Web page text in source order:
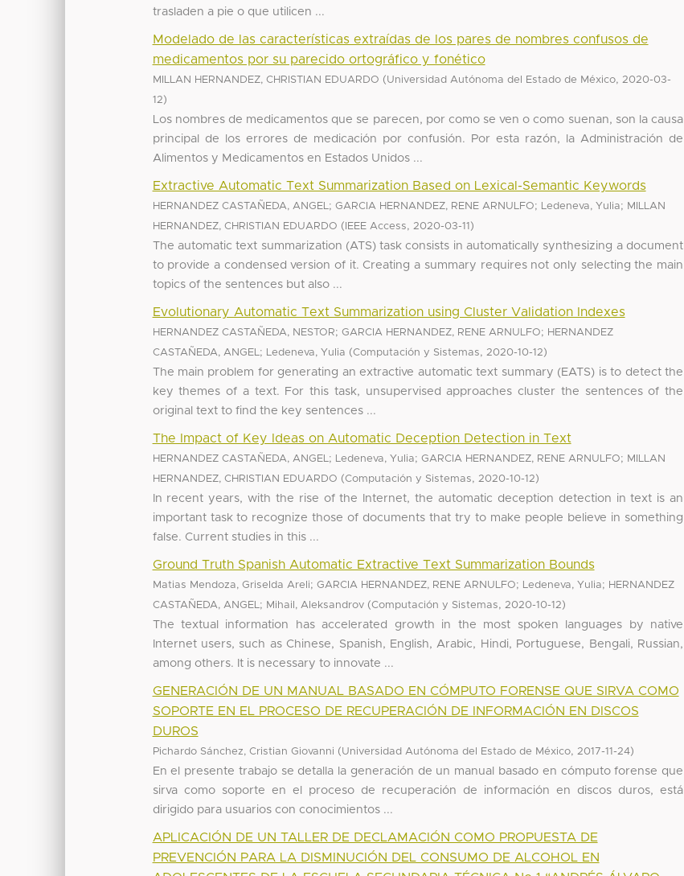
trasladen a pie o que utilicen ...
Modelado de las características extraídas de los pares de nombres confusos de
medicamentos por su parecido ortográfico y fonético
MILLAN HERNANDEZ, CHRISTIAN EDUARDO (Universidad Autónoma del Estado de México, 2020-03-
12)
Los nombres de medicamentos que se parecen, por como se ven o como suenan, son la causa
principal de los errores de medicación por confusión. Por esta razón, la Administración de
Alimentos y Medicamentos en Estados Unidos ...
Extractive Automatic Text Summarization Based on Lexical-Semantic Keywords
HERNANDEZ CASTAÑEDA, ANGEL; GARCIA HERNANDEZ, RENE ARNULFO; Ledeneva, Yulia; MILLAN
HERNANDEZ, CHRISTIAN EDUARDO ( IEEE Access, 2020-03-11 )
The automatic text summarization (ATS) task consists in automatically synthesizing a document
to provide a condensed version of it. Creating a summary requires not only selecting the main
topics of the sentences but also ...
Evolutionary Automatic Text Summarization using Cluster Validation Indexes
HERNANDEZ CASTAÑEDA, NESTOR; GARCIA HERNANDEZ, RENE ARNULFO; HERNANDEZ
CASTAÑEDA, ANGEL; Ledeneva, Yulia (Computación y Sistemas, 2020-10-12)
The main problem for generating an extractive automatic text summary (EATS) is to detect the
key themes of a text. For this task, unsupervised approaches cluster the sentences of the
original text to find the key sentences ...
The Impact of Key Ideas on Automatic Deception Detection in Text
HERNANDEZ CASTAÑEDA, ANGEL; Ledeneva, Yulia; GARCIA HERNANDEZ, RENE ARNULFO; MILLAN
HERNANDEZ, CHRISTIAN EDUARDO (Computación y Sistemas, 2020-10-12)
In recent years, with the rise of the Internet, the automatic deception detection in text is an
important task to recognize those of documents that try to make people believe in something
false. Current studies in this ...
Ground Truth Spanish Automatic Extractive Text Summarization Bounds
Matias Mendoza, Griselda Areli; GARCIA HERNANDEZ, RENE ARNULFO; Ledeneva, Yulia; HERNANDEZ
CASTAÑEDA, ANGEL; Mihail, Aleksandrov (Computación y Sistemas, 2020-10-12)
The textual information has accelerated growth in the most spoken languages by native
Internet users, such as Chinese, Spanish, English, Arabic, Hindi, Portuguese, Bengali, Russian,
among others. It is necessary to innovate ...
GENERACIÓN DE UN MANUAL BASADO EN CÓMPUTO FORENSE QUE SIRVA COMO
SOPORTE EN EL PROCESO DE RECUPERACIÓN DE INFORMACIÓN EN DISCOS
DUROS
Pichardo Sánchez, Cristian Giovanni (Universidad Autónoma del Estado de México, 2017-11-24)
En el presente trabajo se detalla la generación de un manual basado en cómputo forense que
sirva como soporte en el proceso de recuperación de información en discos duros, está
dirigido para usuarios con conocimientos ...
APLICACIÓN DE UN TALLER DE DECLAMACIÓN COMO PROPUESTA DE
PREVENCIÓN PARA LA DISMINUCIÓN DEL CONSUMO DE ALCOHOL EN